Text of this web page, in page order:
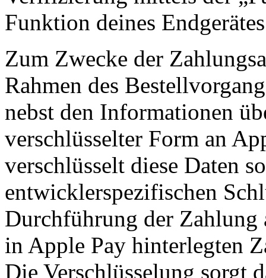
Funktion deines
Zum Zwecke der
Rahmen des
nebst den Informationen
verschlüsselter Form an
verschlüsselt diese Daten
entwicklerspezifischen
Durchführung der Zahlung
in Apple Pay hinterlegten
Die Verschlüsselung sorgt